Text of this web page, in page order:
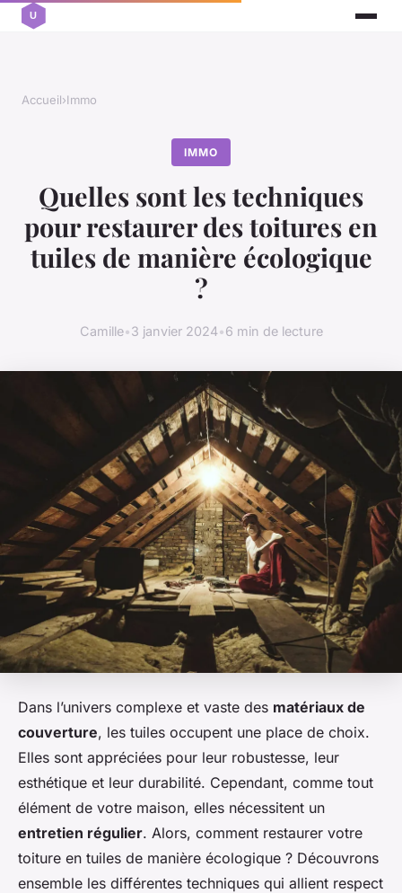
Accueil›Immo
IMMO
Quelles sont les techniques
pour restaurer des toitures en
tuiles de manière écologique
?
Camille•3 janvier 2024•6 min de lecture
Dans l’univers complexe et vaste des matériaux de
couverture, les tuiles occupent une place de choix.
Elles sont appréciées pour leur robustesse, leur
esthétique et leur durabilité. Cependant, comme tout
élément de votre maison, elles nécessitent un
entretien régulier. Alors, comment restaurer votre
toiture en tuiles de manière écologique ? Découvrons
ensemble les différentes techniques qui allient respect